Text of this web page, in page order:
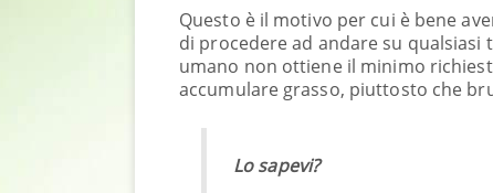
Questo è il motivo per cui è bene
di procedere ad andare su qualsiasi
umano non ottiene il minimo
accumulare grasso, piuttosto che
Lo sapevi?